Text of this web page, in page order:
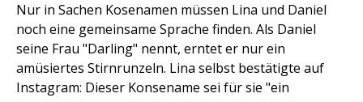
Nur in Sachen Kosenamen müssen Lina und Daniel
noch eine gemeinsame Sprache finden. Als Daniel
seine Frau "Darling" nennt, erntet er nur ein
amüsiertes Stirnrunzeln. Lina selbst bestätigte auf
Instagram: Dieser Konsename sei für sie "ein